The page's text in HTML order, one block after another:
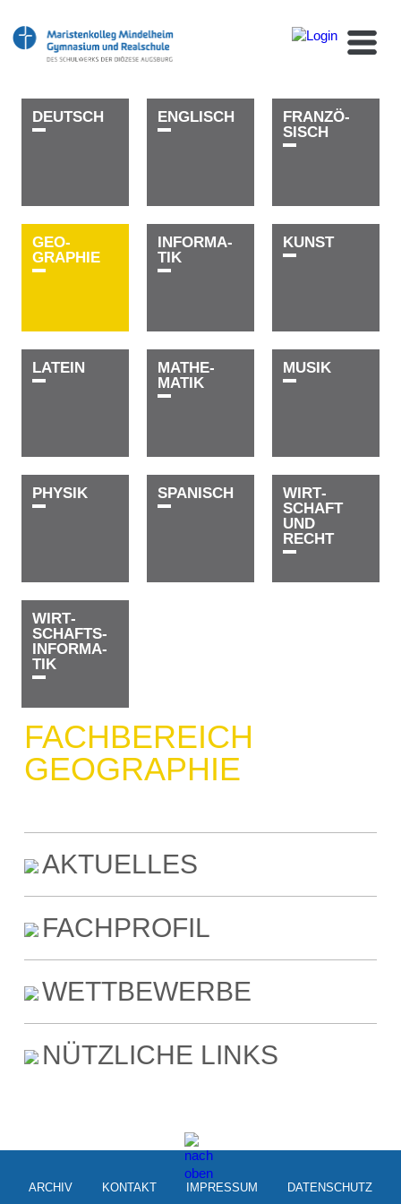
D­E­U­T­S­C­H E­N­G­L­I­S­C­H
FRAN­­­ZÖ­­­­­­
SISCH
GEO­­­­­­
GRAPHIE
I­N­F­O­R­­­M­A­
T­I­K
K­U­N­S­T
L­A­T­E­I­N
MATHE­­­­­­­­­
MATIK
M­U­S­I­K
P­H­Y­S­I­K S­P­A­N­I­S­C­H
WIRT­­­­
SCHAFT
UND
RECHT
WIRT­­­­
SCHAFTS­­
INFOR­MA­
TIK
FACHBEREICH
GEOGRAPHIE
AKTUELLES
FACHPROFIL
WETTBEWERBE
NÜTZLICHE LINKS
ARCHIV KONTAKT IMPRESSUM DATENSCHUTZ